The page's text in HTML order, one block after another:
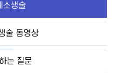
소생술
술 동영상
는 질문